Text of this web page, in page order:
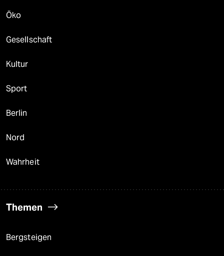
Öko
Gesellschaft
Kultur
Sport
Berlin
Nord
Wahrheit
Themen
Bergsteigen